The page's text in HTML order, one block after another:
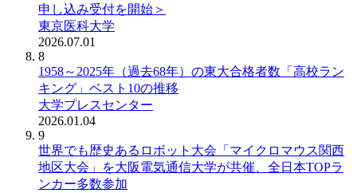
申し込み受付を開始＞
東京医科大学
2026.07.01
8
1958～2025年（過去68年）の東大合格者数「高校ラン
キング」ベスト10の推移
大学プレスセンター
2026.01.04
9
世界でも歴史あるロボット大会「マイクロマウス関西
地区大会」を大阪電気通信大学が共催、全日本TOPラ
ンカー多数参加